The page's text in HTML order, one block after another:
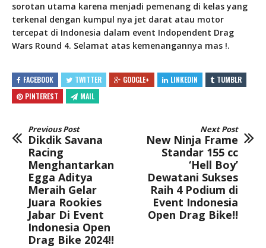
sorotan utama karena menjadi pemenang di kelas yang
terkenal dengan kumpul nya jet darat atau motor
tercepat di Indonesia dalam event Indopendent Drag
Wars Round 4. Selamat atas kemenangannya mas !.
FACEBOOK TWITTER GOOGLE+ LINKEDIN
TUMBLR
PINTEREST
MAIL
Previous Post
Dikdik Savana
Racing
Menghantarkan
Egga Aditya
Meraih Gelar
Juara Rookies
Jabar Di Event
Indonesia Open
Drag Bike 2024!!
Next Post
New Ninja Frame
Standar 155 cc
‘Hell Boy’
Dewatani Sukses
Raih 4 Podium di
Event Indonesia
Open Drag Bike!!